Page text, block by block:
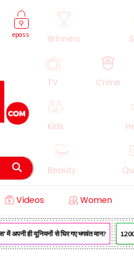
epass Winners
TV Crime
Kids
Beauty
Videos Women
ही यूनियनों से घिर गए भगवंत मान? ₹1200